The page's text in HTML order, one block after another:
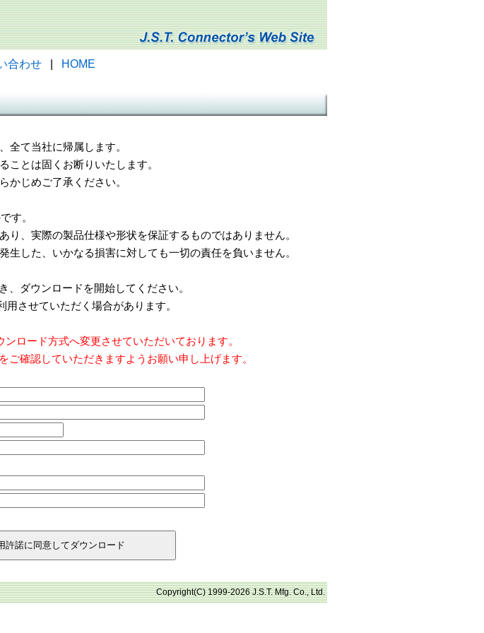
合わせ HOME
全て当社に帰属します。
ことは固くお断りいたします。
かじめご了承ください。
す。
、実際の製品仕様や形状を保証するものではありません。
した、いかなる損害に対しても一切の責任を負いません。
ダウンロードを開始してください。
させていただく場合があります。
ロード方式へ変更させていただいております。
確認していただきますようお願い申し上げます。
Copyright(C) 1999-2026 J.S.T. Mfg. Co., Ltd.